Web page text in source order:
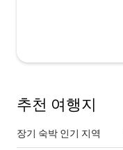
추천 여행지
장기 숙박 인기 지역